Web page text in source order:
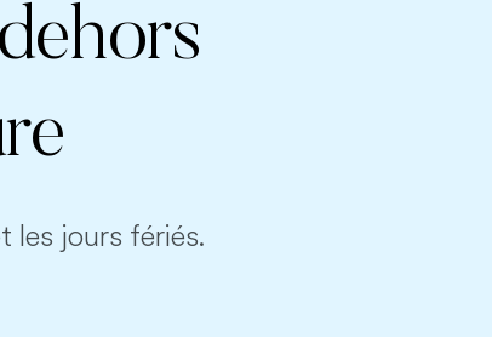
les jours fériés.